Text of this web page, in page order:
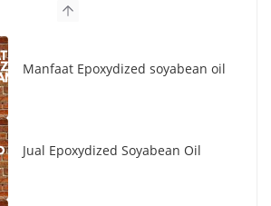
Manfaat Epoxydized soyabean oil
Jual Epoxydized Soyabean Oil